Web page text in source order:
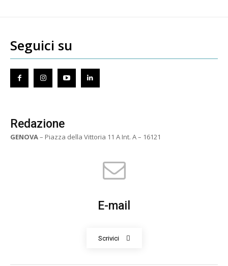
Seguici su
Redazione
GENOVA– Piazza della Vittoria 11 A Int. A – 16121
E-mail
Scrivici